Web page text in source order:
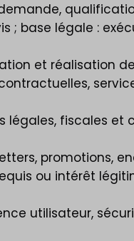
; base légale :
et réalisation
fiscales et
promotions,
ou intérêt
utilisateur,